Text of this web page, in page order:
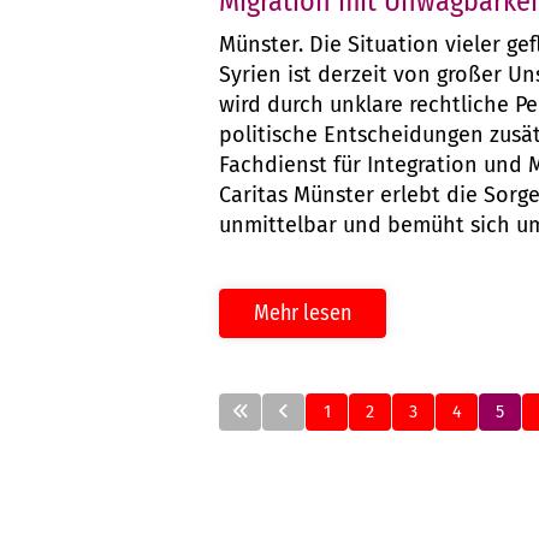
Münster. Die Situation vieler
Syrien ist derzeit von großer
wird durch unklare rechtliche
politische Entscheidungen
Fachdienst für Integration und
Caritas Münster erlebt die
unmittelbar und bemüht sich
Mehr lesen
1 2 3 4 5